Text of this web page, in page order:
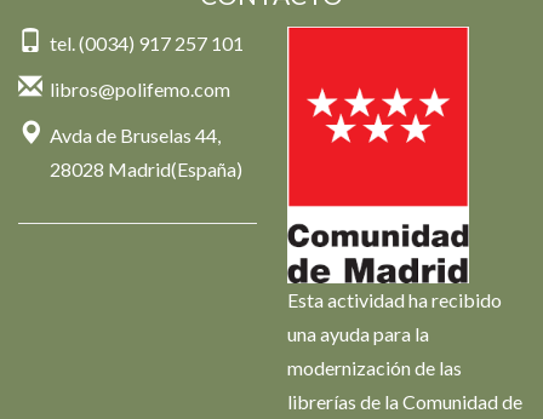
tel. (0034) 917 257 101
libros@polifemo.com
Avda de Bruselas 44,
28028 Madrid(España)
Esta actividad ha recibido
una ayuda para la
modernización de las
librerías de la Comunidad de